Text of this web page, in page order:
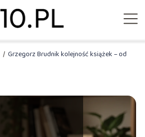
/ Grzegorz Brudnik kolejność książek – od